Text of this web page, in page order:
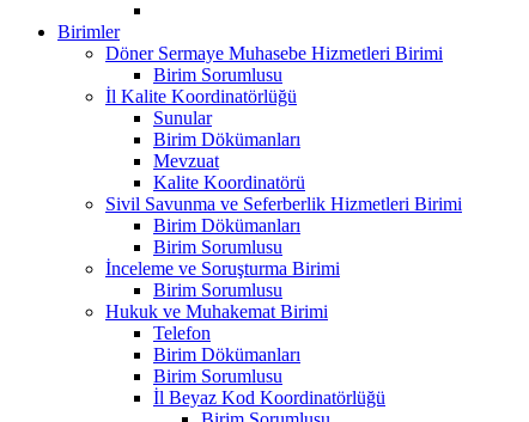
Birimler
Döner Sermaye Muhasebe Hizmetleri Birimi
Birim Sorumlusu
İl Kalite Koordinatörlüğü
Sunular
Birim Dökümanları
Mevzuat
Kalite Koordinatörü
Sivil Savunma ve Seferberlik Hizmetleri Birimi
Birim Dökümanları
Birim Sorumlusu
İnceleme ve Soruşturma Birimi
Birim Sorumlusu
Hukuk ve Muhakemat Birimi
Telefon
Birim Dökümanları
Birim Sorumlusu
İl Beyaz Kod Koordinatörlüğü